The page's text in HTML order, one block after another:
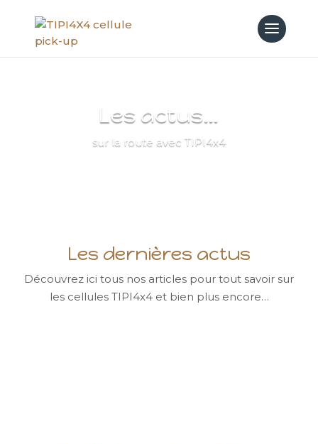
Les actus…
sur la route avec TIPI4x4
Les dernières actus
Découvrez ici tous nos articles pour tout savoir sur
les cellules TIPI4x4 et bien plus encore…